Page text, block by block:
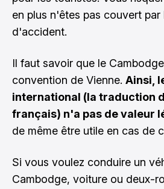
en plus n'êtes pas couvert
d'accident.
Il faut savoir que le
convention de Vienne. Ainsi,
international (la traduction
français) n'a pas de valeur
de même être utile en cas de
Si vous voulez conduire un
Cambodge, voiture ou deux-